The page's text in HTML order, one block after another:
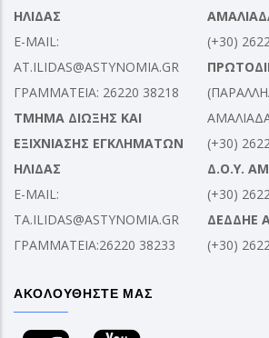
ΗΛΙΔΑΣ
E-MAIL:
AT.ILIDAS@ASTYNOMIA.GR
ΓΡΑΜΜΑΤΕΙΑ: 26220 38218
ΤΜΗΜΑ ΔΙΩΞΗΣ ΚΑΙ
ΕΞΙΧΝΙΑΣΗΣ ΕΓΚΛΗΜΑΤΩΝ
ΗΛΙΔΑΣ
E-MAIL:
TA.ILIDAS@ASTYNOMIA.GR
ΓΡΑΜΜΑΤΕΙΑ:26220 38233
(+30)
(+30)
Δ.Ο.Υ.
(+30)
ΔΕΔΔΗΕ
(+30)
ΑΚΟΛΟΥΘΗΣΤΕ ΜΑΣ